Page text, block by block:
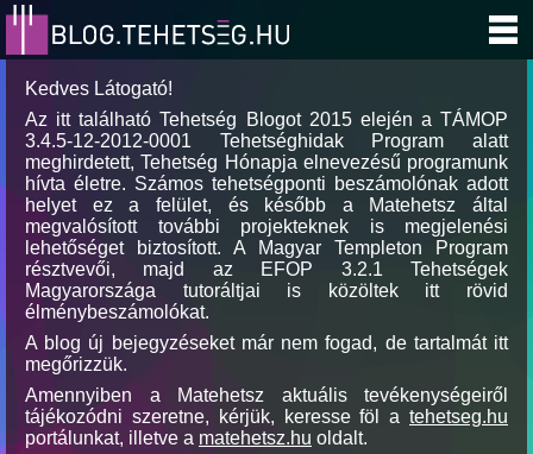
Kedves Látogató!
Az itt található Tehetség Blogot 2015 elején a TÁMOP
3.4.5-12-2012-0001 Tehetséghidak Program alatt
meghirdetett, Tehetség Hónapja elnevezésű programunk
hívta életre. Számos tehetségponti beszámolónak adott
helyet ez a felület, és később a Matehetsz által
megvalósított további projekteknek is megjelenési
lehetőséget biztosított. A Magyar Templeton Program
résztvevői, majd az EFOP 3.2.1 Tehetségek
Magyarországa tutoráltjai is közöltek itt rövid
élménybeszámolókat.
A blog új bejegyzéseket már nem fogad, de tartalmát itt
megőrizzük.
Amennyiben a Matehetsz aktuális tevékenységeiről
tájékozódni szeretne, kérjük, keresse föl a tehetseg.hu
portálunkat, illetve a matehetsz.hu oldalt.